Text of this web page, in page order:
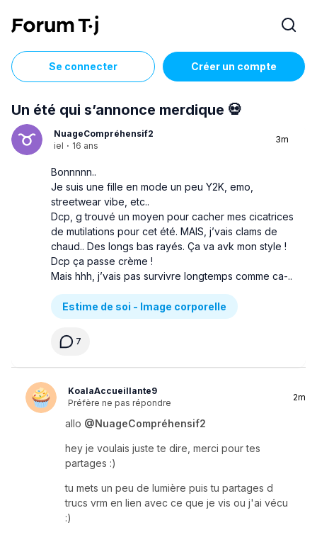
Se connecter Créer un compte
Un été qui s’annonce merdique 💀
NuageCompréhensif2
iel · 16 ans
3m
Bonnnnn..
Je suis une fille en mode un peu Y2K, emo,
streetwear vibe, etc..
Dcp, g trouvé un moyen pour cacher mes cicatrices
de mutilations pour cet été. MAIS, j’vais clams de
chaud.. Des longs bas rayés. Ça va avk mon style !
Dcp ça passe crème !
Mais hhh, j’vais pas survivre longtemps comme ca-..
Estime de soi - Image corporelle
7
KoalaAccueillante9
Préfère ne pas répondre
2m
allo @NuageCompréhensif2
hey je voulais juste te dire, merci pour tes
partages :)
tu mets un peu de lumière puis tu partages d
trucs vrm en lien avec ce que je vis ou j'ai vécu
:)